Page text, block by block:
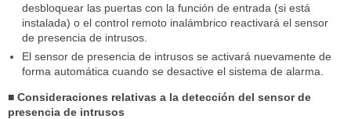
desbloquear las puertas con la función de entrada (si está
instalada) o el control remoto inalámbrico reactivará el sensor
de presencia de intrusos.
El sensor de presencia de intrusos se activará nuevamente de
forma automática cuando se desactive el sistema de alarma.
■ Consideraciones relativas a la detección del sensor de
presencia de intrusos